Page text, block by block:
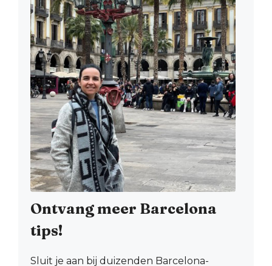
Ontvang meer Barcelona
tips!
Sluit je aan bij duizenden Barcelona-